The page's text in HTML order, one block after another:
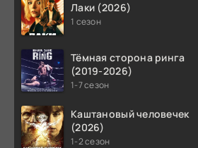
Лаки (2026)
1 сезон
Тёмная сторона ринга
(2019-2026)
1-7 сезон
Каштановый человечек
(2026)
1-2 сезон